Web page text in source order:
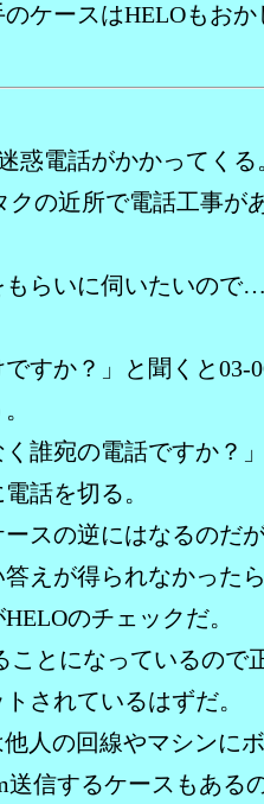
ケースはHELOもおか
惑電話がかかってくる
クの近所で電話工事が
もらいに伺いたいので
すか？」と聞くと03-
誰宛の電話ですか？
話を切る。
スの逆にはなるのだ
えが得られなかった
のチェックだ。
ことになっているので
されているはずだ。
他人の回線やマシンに
送信するケースもある